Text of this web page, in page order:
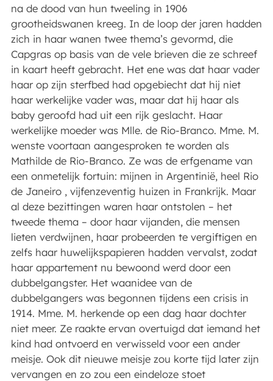
na de dood van hun tweeling in 1906
grootheidswanen kreeg. In de loop der jaren hadden
zich in haar wanen twee thema’s gevormd, die
Capgras op basis van de vele brieven die ze schreef
in kaart heeft gebracht. Het ene was dat haar vader
haar op zijn sterfbed had opgebiecht dat hij niet
haar werkelijke vader was, maar dat hij haar als
baby geroofd had uit een rijk geslacht. Haar
werkelijke moeder was Mlle. de Rio-Branco. Mme. M.
wenste voortaan aangesproken te worden als
Mathilde de Rio-Branco. Ze was de erfgename van
een onmetelijk fortuin: mijnen in Argentinië, heel Rio
de Janeiro , vijfenzeventig huizen in Frankrijk. Maar
al deze bezittingen waren haar ontstolen – het
tweede thema – door haar vijanden, die mensen
lieten verdwijnen, haar probeerden te vergiftigen en
zelfs haar huwelijkspapieren hadden vervalst, zodat
haar appartement nu bewoond werd door een
dubbelgangster. Het waanidee van de
dubbelgangers was begonnen tijdens een crisis in
1914. Mme. M. herkende op een dag haar dochter
niet meer. Ze raakte ervan overtuigd dat iemand het
kind had ontvoerd en verwisseld voor een ander
meisje. Ook dit nieuwe meisje zou korte tijd later zijn
vervangen en zo zou een eindeloze stoet